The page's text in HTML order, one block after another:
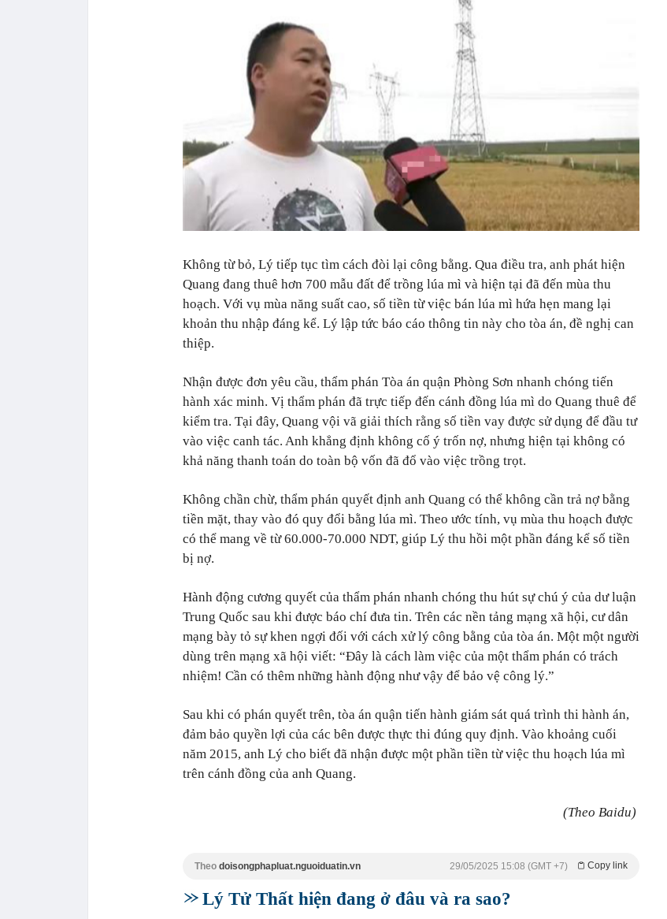
Không từ bỏ, Lý tiếp tục tìm cách đòi lại công bằng. Qua điều tra, anh phát hiện
Quang đang thuê hơn 700 mẫu đất để trồng lúa mì và hiện tại đã đến mùa thu
hoạch. Với vụ mùa năng suất cao, số tiền từ việc bán lúa mì hứa hẹn mang lại
khoản thu nhập đáng kể. Lý lập tức báo cáo thông tin này cho tòa án, đề nghị can
thiệp.
Nhận được đơn yêu cầu, thẩm phán Tòa án quận Phòng Sơn nhanh chóng tiến
hành xác minh. Vị thẩm phán đã trực tiếp đến cánh đồng lúa mì do Quang thuê để
kiểm tra. Tại đây, Quang vội vã giải thích rằng số tiền vay được sử dụng để đầu tư
vào việc canh tác. Anh khẳng định không cố ý trốn nợ, nhưng hiện tại không có
khả năng thanh toán do toàn bộ vốn đã đổ vào việc trồng trọt.
Không chần chừ, thẩm phán quyết định anh Quang có thể không cần trả nợ bằng
tiền mặt, thay vào đó quy đổi bằng lúa mì. Theo ước tính, vụ mùa thu hoạch được
có thể mang về từ 60.000-70.000 NDT, giúp Lý thu hồi một phần đáng kể số tiền
bị nợ.
Hành động cương quyết của thẩm phán nhanh chóng thu hút sự chú ý của dư luận
Trung Quốc sau khi được báo chí đưa tin. Trên các nền tảng mạng xã hội, cư dân
mạng bày tỏ sự khen ngợi đối với cách xử lý công bằng của tòa án. Một một người
dùng trên mạng xã hội viết: “Đây là cách làm việc của một thẩm phán có trách
nhiệm! Cần có thêm những hành động như vậy để bảo vệ công lý.”
Sau khi có phán quyết trên, tòa án quận tiến hành giám sát quá trình thi hành án,
đảm bảo quyền lợi của các bên được thực thi đúng quy định. Vào khoảng cuối
năm 2015, anh Lý cho biết đã nhận được một phần tiền từ việc thu hoạch lúa mì
trên cánh đồng của anh Quang.
(Theo Baidu)
Theo doisongphapluat.nguoiduatin.vn Copy link
29/05/2025 15:08 (GMT +7)
Lý Tử Thất hiện đang ở đâu và ra sao?